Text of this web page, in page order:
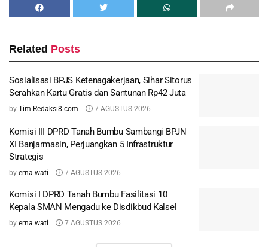
Related Posts
Sosialisasi BPJS Ketenagakerjaan, Sihar Sitorus
Serahkan Kartu Gratis dan Santunan Rp42 Juta
by Tim Redaksi8.com 7 AGUSTUS 2026
Komisi III DPRD Tanah Bumbu Sambangi BPJN
XI Banjarmasin, Perjuangkan 5 Infrastruktur
Strategis
by erna wati 7 AGUSTUS 2026
Komisi I DPRD Tanah Bumbu Fasilitasi 10
Kepala SMAN Mengadu ke Disdikbud Kalsel
by erna wati 7 AGUSTUS 2026